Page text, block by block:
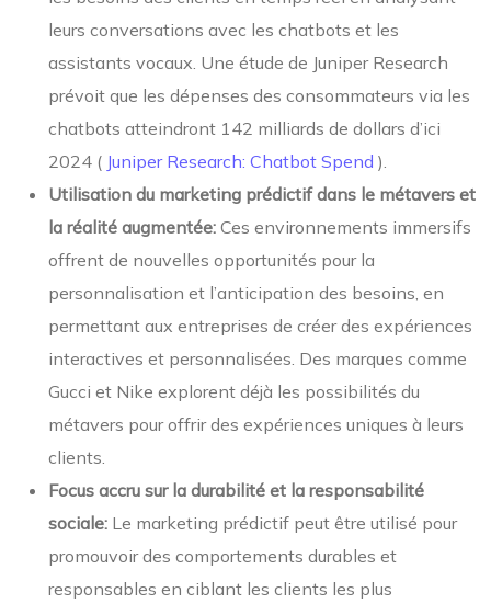
leurs conversations avec les chatbots et les
assistants vocaux. Une étude de Juniper Research
prévoit que les dépenses des consommateurs via les
chatbots atteindront 142 milliards de dollars d’ici
2024 ( Juniper Research: Chatbot Spend ).
Utilisation du marketing prédictif dans le métavers et
la réalité augmentée: Ces environnements immersifs
offrent de nouvelles opportunités pour la
personnalisation et l’anticipation des besoins, en
permettant aux entreprises de créer des expériences
interactives et personnalisées. Des marques comme
Gucci et Nike explorent déjà les possibilités du
métavers pour offrir des expériences uniques à leurs
clients.
Focus accru sur la durabilité et la responsabilité
sociale: Le marketing prédictif peut être utilisé pour
promouvoir des comportements durables et
responsables en ciblant les clients les plus